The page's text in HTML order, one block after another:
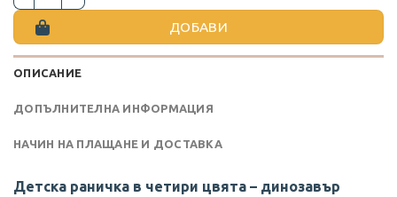
ДОБАВИ
ОПИСАНИЕ
ДОПЪЛНИТЕЛНА ИНФОРМАЦИЯ
НАЧИН НА ПЛАЩАНЕ И ДОСТАВКА
Детска раничка в четири цвята – динозавър